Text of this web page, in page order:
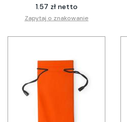
1.57 zł netto
Zapytaj o znakowanie